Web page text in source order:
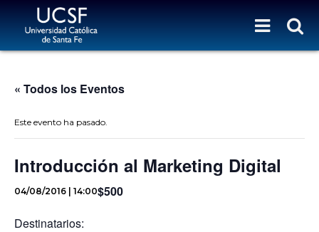
« Todos los Eventos
Este evento ha pasado.
Introducción al Marketing Digital
04/08/2016 | 14:00$500
Destinatarios: